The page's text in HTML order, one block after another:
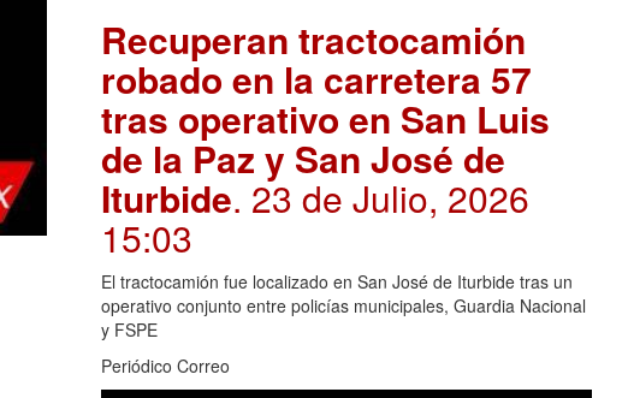
Recuperan tractocamión
robado en la carretera 57
tras operativo en San Luis
de la Paz y San José de
Iturbide. 23 de Julio, 2026
15:03
El tractocamión fue localizado en San José de Iturbide tras un
operativo conjunto entre policías municipales, Guardia Nacional
y FSPE
Periódico Correo